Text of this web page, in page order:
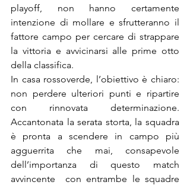
playoff, non hanno certamente
intenzione di mollare e sfrutteranno il
fattore campo per cercare di strappare
la vittoria e avvicinarsi alle prime otto
della classifica.
In casa rossoverde, l’obiettivo è chiaro:
non perdere ulteriori punti e ripartire
con rinnovata determinazione.
Accantonata la serata storta, la squadra
è pronta a scendere in campo più
agguerrita che mai, consapevole
dell’importanza di questo match
avvincente  con entrambe le squadre